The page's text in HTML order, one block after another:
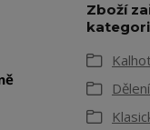
Zboží